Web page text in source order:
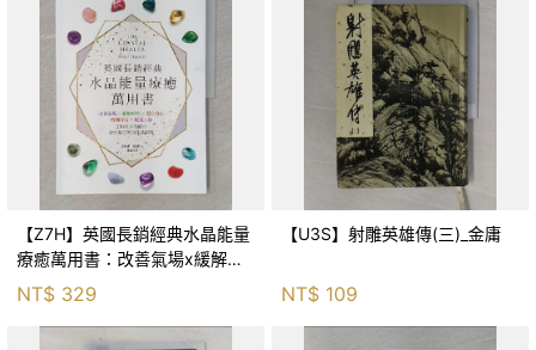
【Z7H】英國長銷經典水晶能量
療癒萬用書：改善氣場x緩解疼
痛x穩定身心x增加財富x促進人
緣，250種水晶礦石給你最完整
的生活對策_菲利
NT$ 329
【U3S】射雕英雄傳(三)_金庸
NT$ 109